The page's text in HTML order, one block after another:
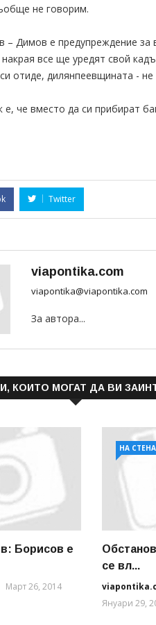
не говорим.
– Димов е предупреждение за
все ще уредят свой
отиде, дилянпеевщината -
е, че вместо да си прибират
Twitter
viapontika.com
viapontika@viapontika.com
За автора...
КОИТО МОГАТ ДА ВИ
Борисов е
Март 26, 2014
НА
се вл...
Януари 29,